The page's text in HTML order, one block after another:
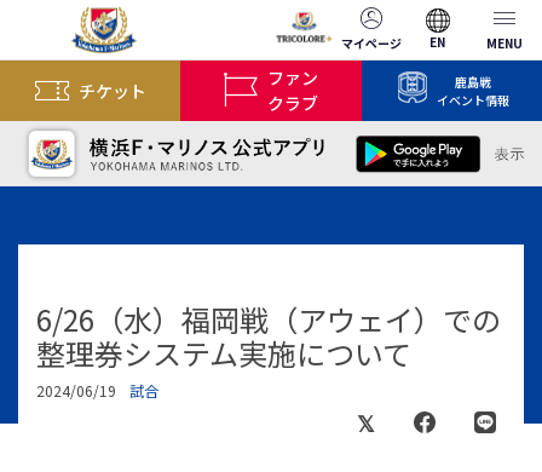
マイページ EN MENU
チケット
ファン
クラブ
鹿島戦
イベント情報
6/26（水）福岡戦（アウェイ）での
整理券システム実施について
2024/06/19 試合